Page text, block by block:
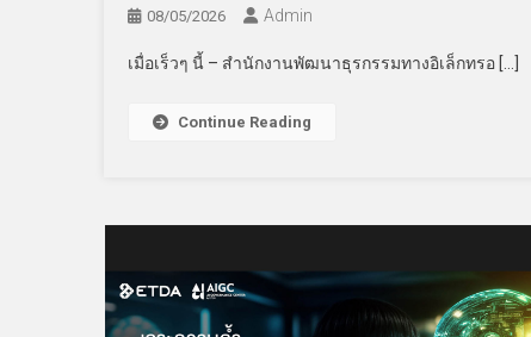
08/05/2026 Admin
เมื่อเร็วๆ นี้ – สำนักงานพัฒนาธุรกรรมทางอิเล็กทรอ […]
Continue Reading